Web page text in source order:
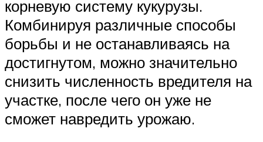
корневую систему кукурузы.
Комбинируя различные способы
борьбы и не останавливаясь на
достигнутом, можно значительно
снизить численность вредителя на
участке, после чего он уже не
сможет навредить урожаю.